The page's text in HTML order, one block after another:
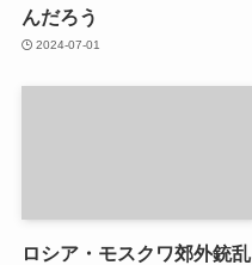
んだろう
2024-07-01
ロシア・モスクワ郊外銃乱